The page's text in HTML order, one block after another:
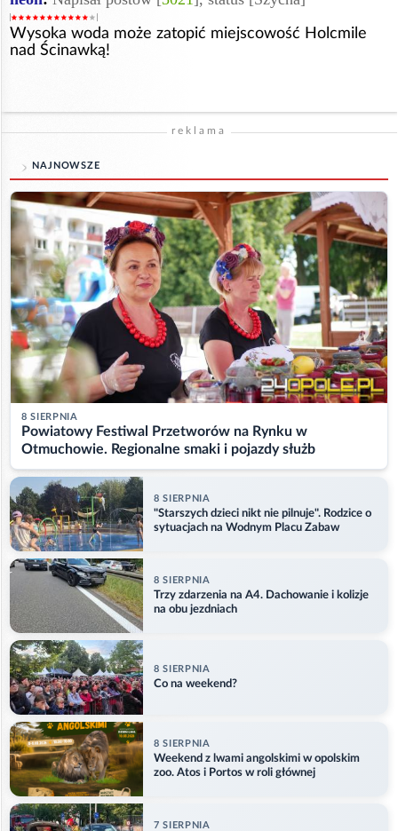
Wysoka woda może zatopić miejscowość Holcmile
nad Ścinawką!
reklama
NAJNOWSZE
8 SIERPNIA
Powiatowy Festiwal Przetworów na Rynku w
Otmuchowie. Regionalne smaki i pojazdy służb
8 SIERPNIA
"Starszych dzieci nikt nie pilnuje". Rodzice o
sytuacjach na Wodnym Placu Zabaw
8 SIERPNIA
Trzy zdarzenia na A4. Dachowanie i kolizje
na obu jezdniach
8 SIERPNIA
Co na weekend?
8 SIERPNIA
Weekend z lwami angolskimi w opolskim
zoo. Atos i Portos w roli głównej
7 SIERPNIA